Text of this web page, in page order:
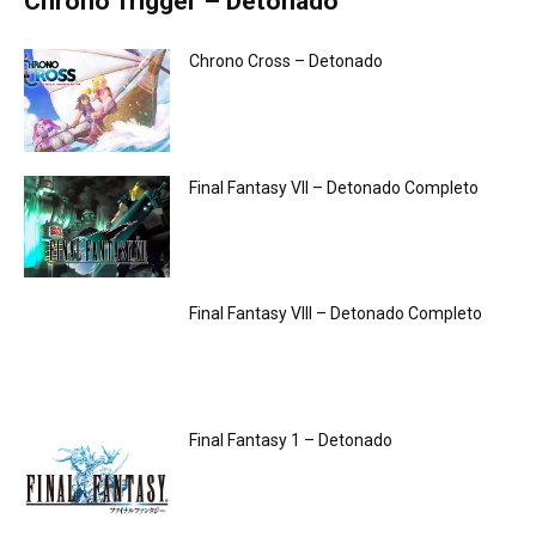
Chrono Cross – Detonado
Final Fantasy VII – Detonado Completo
Final Fantasy VIII – Detonado Completo
Final Fantasy 1 – Detonado